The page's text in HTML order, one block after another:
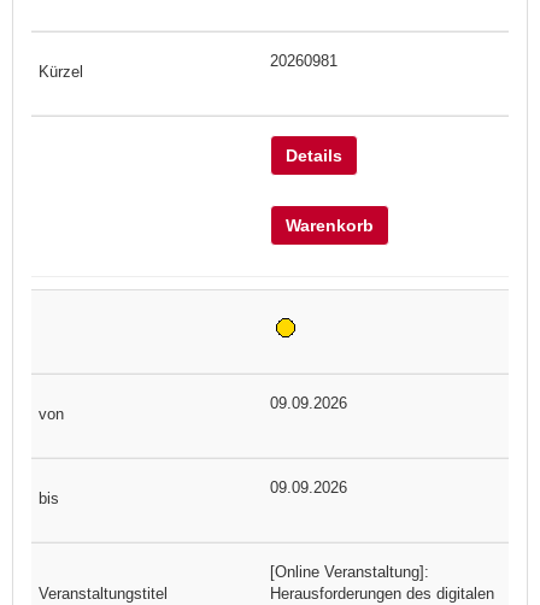
20260981
Details
Warenkorb
09.09.2026
09.09.2026
[Online Veranstaltung]:
Herausforderungen des digitalen